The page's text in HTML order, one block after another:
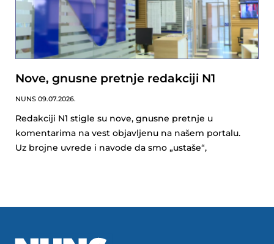
Nove, gnusne pretnje redakciji N1
NUNS 09.07.2026.
Redakciji N1 stigle su nove, gnusne pretnje u
komentarima na vest objavljenu na našem portalu.
Uz brojne uvrede i navode da smo „ustaše“,